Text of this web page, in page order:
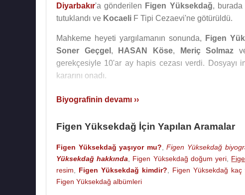
Diyarbakır'a gönderilen Figen Yüksekdağ, burada
tutuklandı ve Kocaeli F Tipi Cezaevi'ne götürüldü.
Mahkeme heyeti yargılamanın sonunda, Figen
Soner Geçgel , HASAN Köse, Meriç Solmaz
gerekçesiyle 10'ar ay hapis cezası verdi. Dosyayı
kararını onadı.
HDP Eş Genel Başkanı
Figen Yüksekdağ'ın ayrıca hakkında,
ve silahlı terör örgütüne üye olmak" suçlarından 5
Şanlıurfa 5. Ağır Ceza Mahkemesinde görülen bir
Yüksekdağ’ın hakkında kesinleşen Yargıtay
Biyografinin devamı ››
Figen Yüksekdağ İçin Yapılan Aramalar
Figen Yüksekdağ yaşıyor mu? ,Figen Yüksekdağ
Yüksekdağ hakkında
Figen Yüksekdağ doğum yeri
resim
Figen Yüksekdağ kimdir? Figen Yüksekdağ kaç
Figen Yüksekdağ albümleri